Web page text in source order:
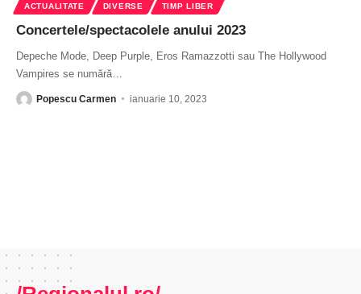
ACTUALITATE DIVERSE TIMP LIBER
Concertele/spectacolele anului 2023
Depeche Mode, Deep Purple, Eros Ramazzotti sau The Hollywood
Vampires se numără
Popescu Carmen ianuarie 10, 2023